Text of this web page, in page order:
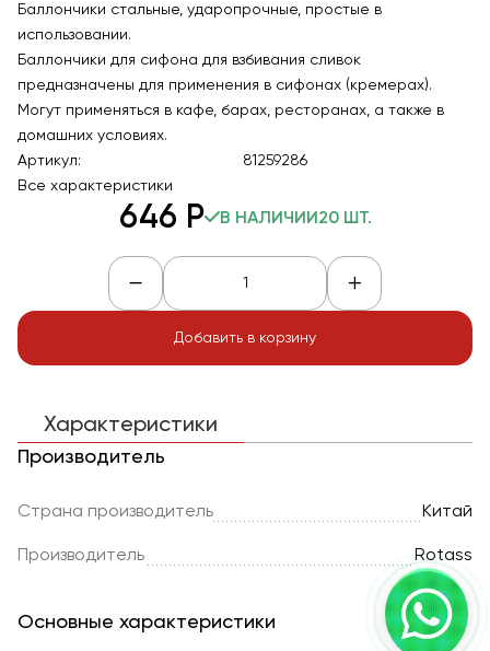
Баллончики стальные, ударопрочные, простые в
использовании.
Баллончики для сифона для взбивания сливок
предназначены для применения в сифонах (кремерах).
Могут применяться в кафе, барах, ресторанах, а также в
домашних условиях.
Артикул:
81259286
Все характеристики
646 Р В НАЛИЧИИ 20 ШТ.
Добавить в корзину
Характеристики
Производитель
Страна производитель Китай
Производитель Rotass
Основные характеристики